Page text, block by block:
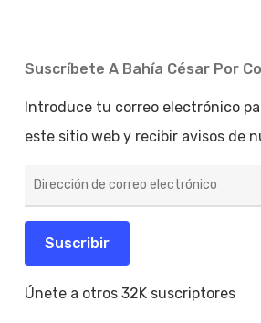
Suscríbete A Bahía César Por
Introduce tu correo electrónico
este sitio web y recibir avisos de
de
electrónico
Suscribir
Únete a otros 32K suscriptores